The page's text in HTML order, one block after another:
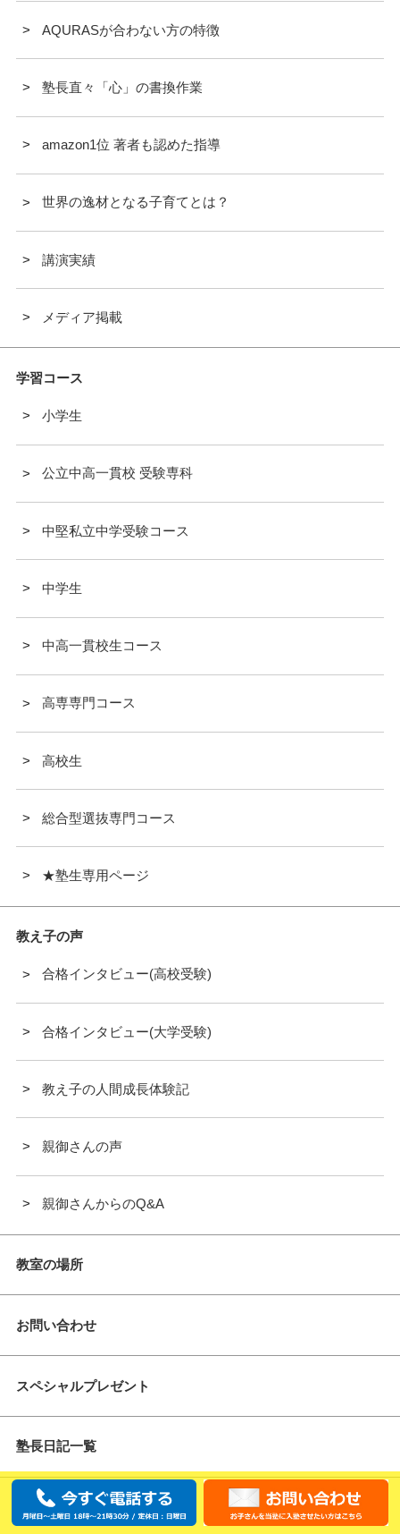
AQURASが合わない方の特徴
塾長直々「心」の書換作業
amazon1位 著者も認めた指導
世界の逸材となる子育てとは？
講演実績
メディア掲載
学習コース
小学生
公立中高一貫校 受験専科
中堅私立中学受験コース
中学生
中高一貫校生コース
高専専門コース
高校生
総合型選抜専門コース
★塾生専用ページ
教え子の声
合格インタビュー(高校受験)
合格インタビュー(大学受験)
教え子の人間成長体験記
親御さんの声
親御さんからのQ&A
教室の場所
お問い合わせ
スペシャルプレゼント
塾長日記一覧
スタッフ採用情報